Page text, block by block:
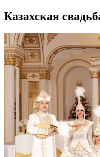
Казахская